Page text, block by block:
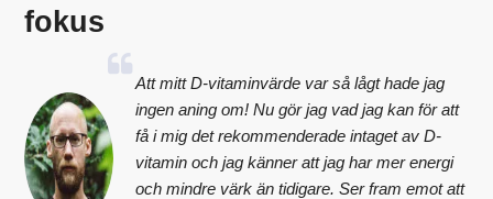
fokus
Att mitt D-vitaminvärde var så lågt hade jag
ingen aning om! Nu gör jag vad jag kan för att
få i mig det rekommenderade intaget av D-
vitamin och jag känner att jag har mer energi
och mindre värk än tidigare. Ser fram emot att